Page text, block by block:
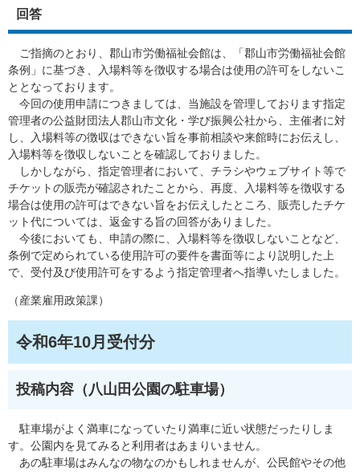
回答
ご指摘のとおり、郡山市労働福祉会館は、「郡山市労働福祉会館
条例」に基づき、入場料等を徴収する場合は使用の許可をしないこ
ととなっております。
今回の使用申請につきましては、当施設を管理しております指定
管理者の公益財団法人郡山市文化・学び振興公社から、主催者に対
し、入場料等の徴収はできない旨を事前相談や来館時にお伝えし、
入場料等を徴収しないことを確認しておりました。
しかしながら、指定管理者において、チラシやウェブサイト等で
チケットの販売が確認されたことから、再度、入場料等を徴収する
場合は使用の許可はできない旨をお伝えしたところ、販売したチケ
ット代については、返金する旨の回答がありました。
今後においても、申請の際に、入場料等を徴収しないことなど、
条例で定められている使用許可の要件を書面等により説明した上
で、受付及び使用許可をするよう指定管理者へ指導いたしました。
（産業雇用政策課）
令和6年10月受付分​
投稿内容（八山田公園の駐車場）
駐車場がよく満車になっていたり満車に近い状態だったりしま
す。公園内を見てみると利用者はあまりいません。
あの駐車場はみんなの物なのかもしれませんが、公民館やその他